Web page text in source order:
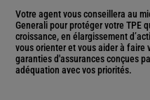
Votre agent vous conseillera au
Generali pour protéger votre TPE
croissance, en élargissement
vous orienter et vous aider à faire
garanties d'assurances conçues
adéquation avec vos priorités.